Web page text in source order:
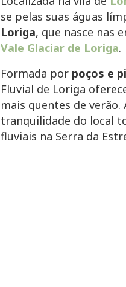
se pelas suas águas
Loriga, que nasce nas
Vale Glaciar de Loriga.
Formada por poços e
Fluvial de Loriga
mais quentes de
tranquilidade do local
fluviais na Serra da